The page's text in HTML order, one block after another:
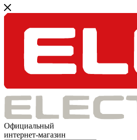
Официальный
интернет-магазин